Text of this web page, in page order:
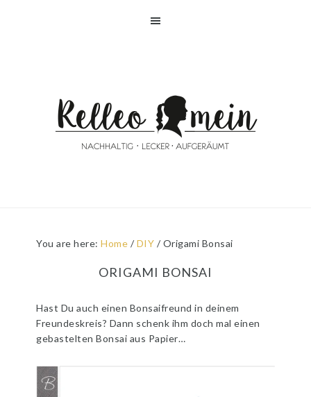
You are here:Home / DIY / Origami Bonsai
ORIGAMI BONSAI
Hast Du auch einen Bonsaifreund in deinem
Freundeskreis? Dann schenk ihm doch mal einen
gebastelten Bonsai aus Papier…